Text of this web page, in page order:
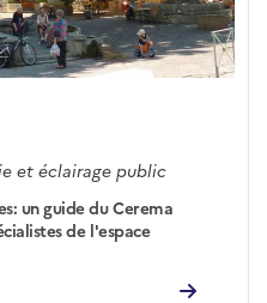
et éclairage public
un guide du Cerema
de l'espace